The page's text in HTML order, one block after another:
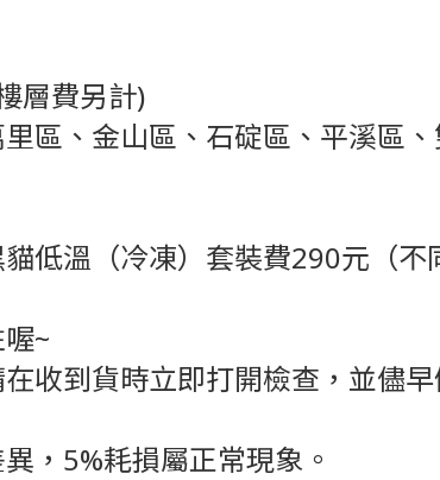
層費另計)
區、金山區、石碇區、平溪區
低溫（冷凍）套裝費290元（不
~
收到貨時立即打開檢查，並儘
，5%耗損屬正常現象。